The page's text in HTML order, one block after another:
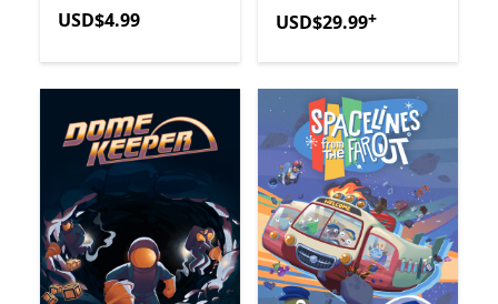
USD$4.99
USD$4.99
USD$29.99Avec des
USD$29.99+